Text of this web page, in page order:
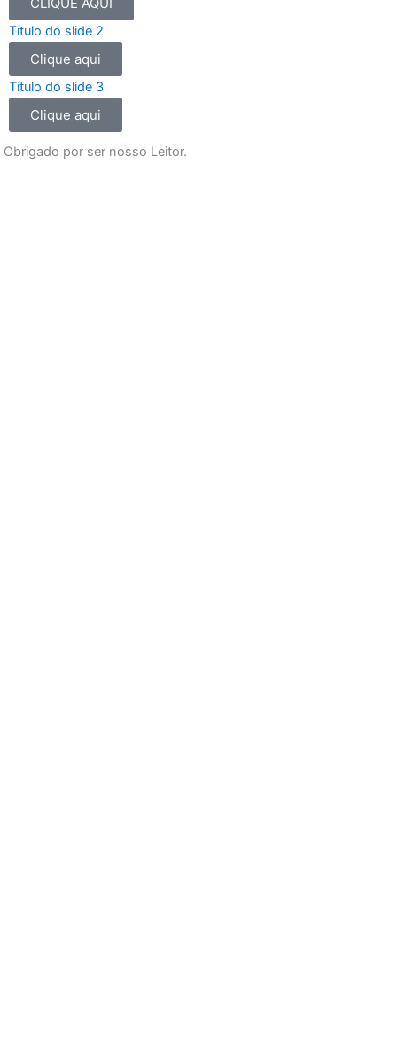
o
o
k
g
r
a
m
b
Título do slide 2
Clique aqui
Título do slide 3
Clique aqui
Obrigado por ser nosso Leitor.